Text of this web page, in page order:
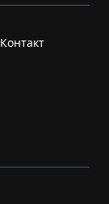
Контакт